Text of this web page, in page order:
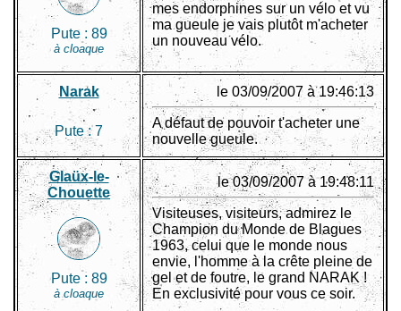
Pute : 89
à cloaque
mes endorphines sur un vélo et vu
ma gueule je vais plutôt m'acheter
un nouveau vélo.
Narak
Pute :7
le 03/09/2007 à 19:46:13
A défaut de pouvoir t'acheter une
nouvelle gueule.
Glaüx-le-
Chouette
Pute : 89
à cloaque
le 03/09/2007 à 19:48:11
Visiteuses, visiteurs, admirez le
Champion du Monde de Blagues
1963, celui que le monde nous
envie, l'homme à la crête pleine de
gel et de foutre, le grand NARAK !
En exclusivité pour vous ce soir.